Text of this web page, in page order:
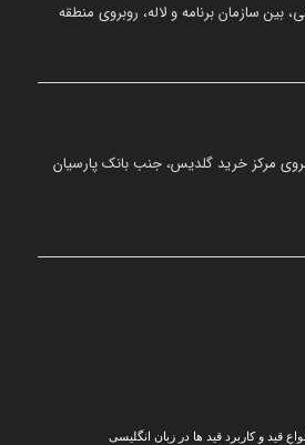
بین سازمان برنامه و لاله، روبروی منطقه
مرکز خرید گلدیس، جنب بانک پارسیان
قید و کاربرد قید ها در زبان انگلیسی